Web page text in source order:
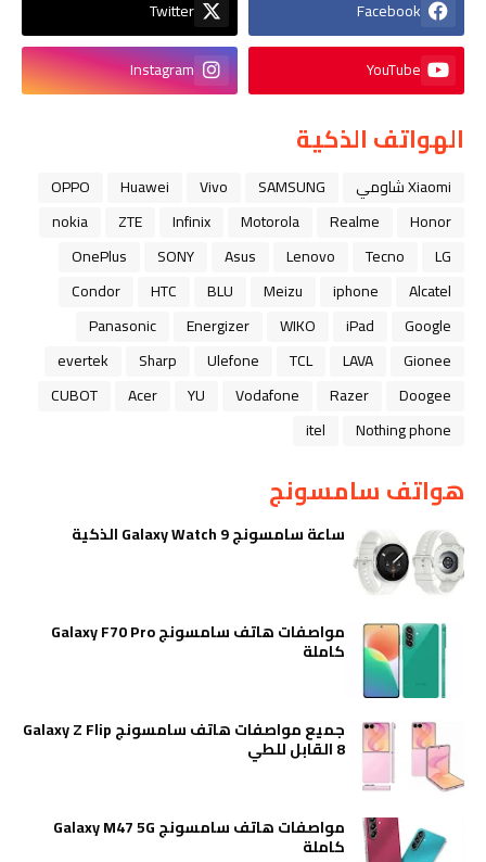
Facebook
Twitter
YouTube
Instagram
الهواتف الذكية
Xiaomi شاومي SAMSUNG
Vivo
Huawei
OPPO
Honor
Realme
Motorola
Infinix
ZTE
nokia
LG
Tecno
Lenovo
Asus
SONY
OnePlus
Alcatel
iphone
Meizu
BLU
HTC
Condor
Google
iPad
WIKO
Energizer
Panasonic
Gionee
LAVA
TCL
Ulefone
Sharp
evertek
Doogee
Razer
Vodafone
YU
Acer
CUBOT
Nothing phone
itel
هواتف سامسونج
ساعة سامسونج Galaxy Watch 9 الذكية
مواصفات هاتف سامسونج Galaxy F70 Pro
كاملة
جميع مواصفات هاتف سامسونج Galaxy Z Flip
8 القابل للطي
مواصفات هاتف سامسونج Galaxy M47 5G
كاملة